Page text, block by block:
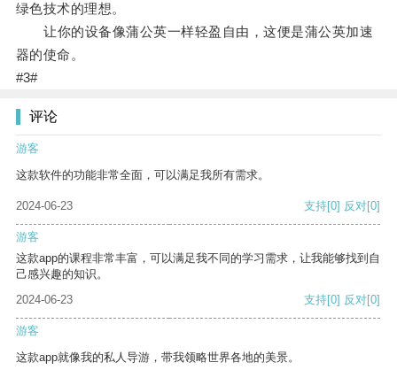
绿色技术的理想。
让你的设备像蒲公英一样轻盈自由，这便是蒲公英加速
器的使命。
#3#
评论
游客
这款软件的功能非常全面，可以满足我所有需求。
2024-06-23 支持[0] 反对[0]
游客
这款app的课程非常丰富，可以满足我不同的学习需求，让我能够找到自
己感兴趣的知识。
2024-06-23
支持[0] 反对[0]
游客
这款app就像我的私人导游，带我领略世界各地的美景。